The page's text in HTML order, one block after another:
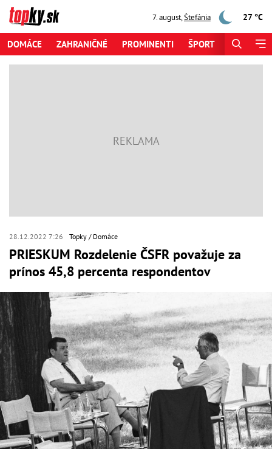
7. august,Štefánia 27 °C
DOMÁCE ZAHRANIČNÉ PROMINENTI ŠPORT
28.12.2022 7:26 Topky Domáce
PRIESKUM Rozdelenie ČSFR považuje za
prínos 45,8 percenta respondentov